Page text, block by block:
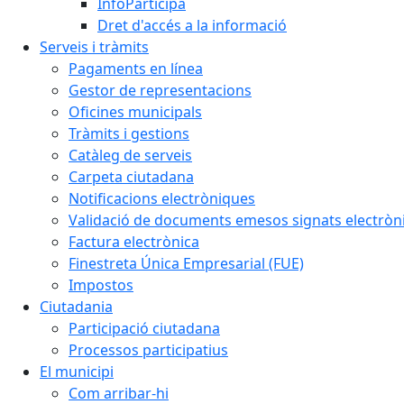
Dret d'accés a la informació
Serveis i tràmits
Pagaments en línea
Gestor de representacions
Oficines municipals
Tràmits i gestions
Catàleg de serveis
Carpeta ciutadana
Notificacions electròniques
Validació de documents emesos signats
Factura electrònica
Finestreta Única Empresarial (FUE)
Impostos
Ciutadania
Participació ciutadana
Processos participatius
El municipi
Com arribar-hi